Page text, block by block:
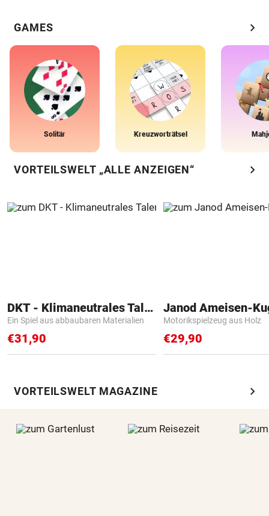
GAMES chevron_right
Solitär Kreuzworträtsel
VORTEILSWELT „ALLE ANZEIGEN“ chevron_right
DKT - Klimaneutrales Talent
Ein Spiel aus abbaubaren Materialien
€31,90
Janod Ameisen-
Motorikspielzeug aus Holz
€29,90
VORTEILSWELT MAGAZINE chevron_right